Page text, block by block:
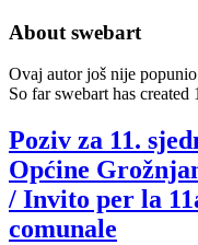
About swebart
Ovaj autor još nije
So far swebart has created
Poziv za 11.
Općine
/ Invito per la
comunale